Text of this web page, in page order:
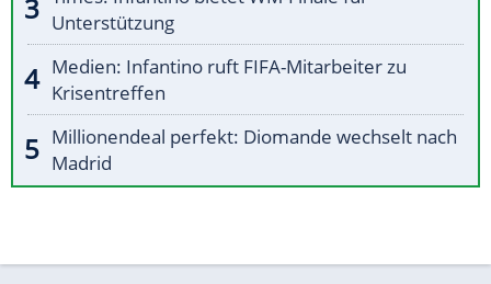
Unterstützung
Medien: Infantino ruft FIFA-Mitarbeiter zu
Krisentreffen
Millionendeal perfekt: Diomande wechselt nach
Madrid